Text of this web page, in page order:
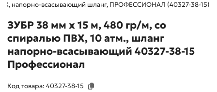
напорно-всасывающий шланг, ПРОФЕССИОНАЛ (40327-38-15)
ЗУБР 38 мм x 15 м, 480 гр/м, со
спиралью ПВХ, 10 атм., шланг
напорно-всасывающий 40327-38-15
Профессионал
Код товара: 40327-38-15